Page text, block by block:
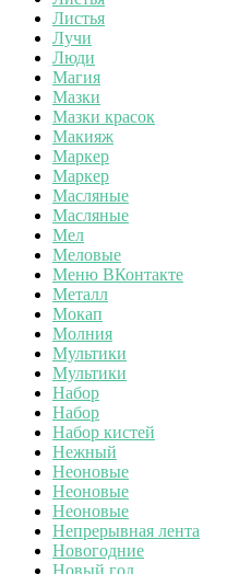
Листья
Лучи
Люди
Магия
Мазки
Мазки красок
Макияж
Маркер
Маркер
Масляные
Масляные
Мел
Меловые
Меню ВКонтакте
Металл
Мокап
Молния
Мультики
Мультики
Набор
Набор
Набор кистей
Нежный
Неоновые
Неоновые
Неоновые
Непрерывная лента
Новогодние
Новый год